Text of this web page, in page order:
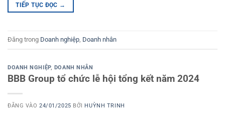
TIẾP TỤC ĐỌC →
Đăng trong Doanh nghiệp Doanh nhân
DOANH NGHIỆP, DOANH NHÂN
BBB Group tổ chức lễ hội tổng kết năm 2024
ĐĂNG VÀO24/01/2025 BỞI HUỲNH TRINH